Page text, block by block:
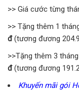
>> Giá cước từng
>> Tặng thêm 1
đ(tương đương
>>Tặng thêm 3
đ(tương đương
Khuyến mãi gói